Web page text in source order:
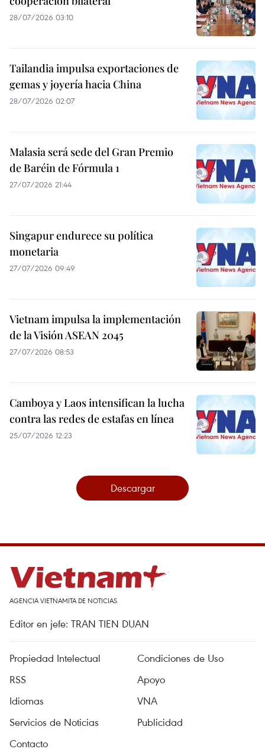
28/07/2026 03:10
Tailandia impulsa exportaciones de
gemas y joyería hacia China
28/07/2026 02:07
Malasia será sede del Gran Premio
de Baréin de Fórmula 1
27/07/2026 21:44
Singapur endurece su política
monetaria
27/07/2026 09:49
Vietnam impulsa la implementación
de la Visión ASEAN 2045
27/07/2026 08:53
Camboya y Laos intensifican la lucha
contra las redes de estafas en línea
25/07/2026 12:23
Descargar
AGENCIA VIETNAMITA DE NOTICIAS
Editor en jefe: TRAN TIEN DUAN
Propiedad Intelectual
Condiciones de Uso
RSS
Apoyo
Idiomas
VNA
Servicios de Noticias
Publicidad
Contacto